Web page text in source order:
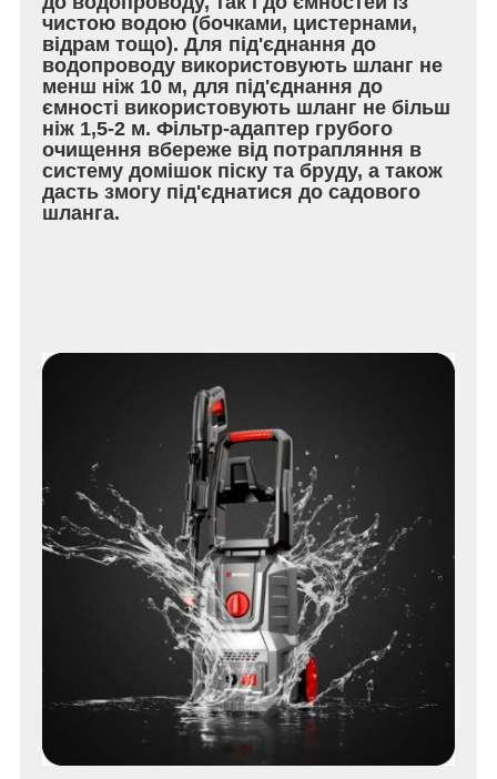
чистою водою (бочками, цистернами,
відрам тощо). Для під'єднання до
водопроводу використовують шланг не
менш ніж 10 м, для під'єднання до
ємності використовують шланг не більш
ніж 1,5-2 м. Фільтр-адаптер грубого
очищення вбереже від потрапляння в
систему домішок піску та бруду, а також
дасть змогу під'єднатися до садового
шланга.